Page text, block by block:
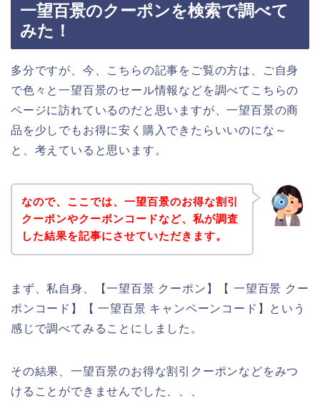
一望百景のクーポンを検索で調べて
みた！
多分ですが、今、こちらの記事をご覧の方は、ご自身
で色々と一望百景のセール情報などを調べてこちらの
ページに訪れているのだと思いますが、一望百景の商
品を少しでもお得に安く購入できたらいいのにな～
と、考えていると思います。
なので、ここでは、一望百景のお得な割引
クーポンやクーポンコードなど、私が調査
した結果を記事にさせていただきます。
まず、私自身、【一望百景 クーポン】【 一望百景 クー
ポンコード】【 一望百景 キャンペーンコード】という
感じで調べてみることにしました。
その結果、一望百景のお得な割引クーポンなどをみつ
けることができませんでした、、、